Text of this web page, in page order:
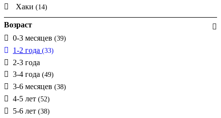
Хаки (14)
Возраст
0-3 месяцев (39)
1-2 года (33)
2-3 года
3-4 года (49)
3-6 месяцев (38)
4-5 лет (52)
5-6 лет (38)